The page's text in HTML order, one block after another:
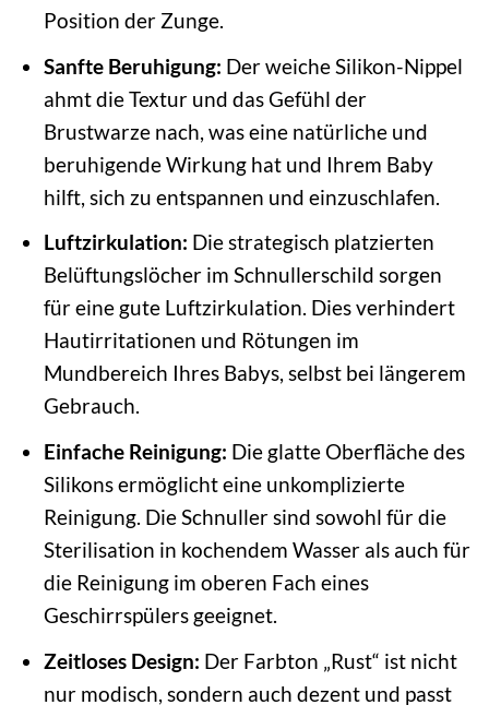
Position der Zunge.
Sanfte Beruhigung: Der weiche Silikon-Nippel
ahmt die Textur und das Gefühl der
Brustwarze nach, was eine natürliche und
beruhigende Wirkung hat und Ihrem Baby
hilft, sich zu entspannen und einzuschlafen.
Luftzirkulation: Die strategisch platzierten
Belüftungslöcher im Schnullerschild sorgen
für eine gute Luftzirkulation. Dies verhindert
Hautirritationen und Rötungen im
Mundbereich Ihres Babys, selbst bei längerem
Gebrauch.
Einfache Reinigung: Die glatte Oberfläche des
Silikons ermöglicht eine unkomplizierte
Reinigung. Die Schnuller sind sowohl für die
Sterilisation in kochendem Wasser als auch für
die Reinigung im oberen Fach eines
Geschirrspülers geeignet.
Zeitloses Design: Der Farbton „Rust“ ist nicht
nur modisch, sondern auch dezent und passt